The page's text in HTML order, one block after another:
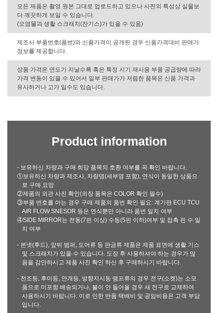
모든 제품은 촬영 원본 그대로 업로드하고 있으나 사진의 특성상 실물보
다 깨끗하게 보일 수 있습니다.
(오염물과 생활 스크래치(잔기스)가 있을 수 있음)
제조사 부품번호(품번)와 신품가격이 공개된 경우 신품가격대비 판매가
정보를 제공합니다.
상품 가격은 연도가 지날수록 혹은 특정 시기 재사용 부품 공급량에 따라
가격 변동이 있을 수 있어서 일부 판매가가 저렴한 품목은 신품 가격과
유사하거나 고가 일수도 있습니다.
Product information
- 보유하신 차량과 구매 희망 품목의 호환 여부를 꼭 확인 바랍니다.
①보유하신 차량과 제조사, 차량명(세부명 포함), 연식이 동일한 상품으
로 구매 요망
②제품의 외관 사진 확인(외장 품목은 COLOR 확인 필수)
③부품 번호를 아는 경우 구매 제품의 품번 확인 필요: 계기판 ECU TCU
AIR FLOW SNESOR 등은 연식뿐만 아니라 품번 일치 여부
④SIDE MIRROR는 전동(7핀 이상) 수동(5핀 이하)여부 및 접촉 핀 수 일
치 여부
- 본넷(후드), 앞뒤 범퍼, 도어류 등 판금류 제품은 제품 표면에 생활 기스
및 스크래치가 있을 수 있습니다. 도장 후 사용하셔야 하는 경우가 많
음을 감안하시고 제품 사진 확인 하신 후 구매하시기 바랍니다.
- 전조등, 후미등, 안개등, 방향지시등 램프류의 경우 전구(소켓)는 소모
품으로 미포함 배송되거나, 불이 안 들어올 경우 새 전구로 교체하여
사용하시기 바랍니다. 이로 인한 반품 택배비 및 공임비용은 고객 부담
입니다.